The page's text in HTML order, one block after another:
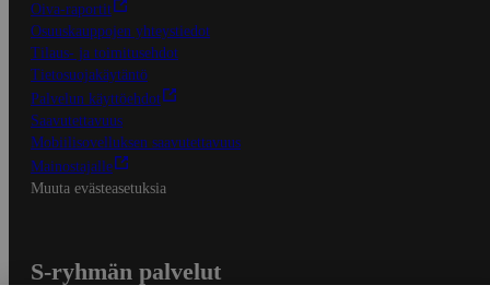
Oiva-raportit
Osuuskauppojen yhteystiedot
Tilaus- ja toimitusehdot
Tietosuojakäytäntö
Palvelun käyttöehdot
Saavutettavuus
Mobiilisovelluksen saavutettavuus
Mainostajalle
Muuta evästeasetuksia
S-ryhmän palvelut